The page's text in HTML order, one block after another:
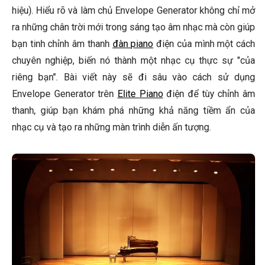
hiệu). Hiểu rõ và làm chủ Envelope Generator không chỉ mở
ra những chân trời mới trong sáng tạo âm nhạc mà còn giúp
bạn tinh chỉnh âm thanh đàn piano điện của mình một cách
chuyên nghiệp, biến nó thành một nhạc cụ thực sự "của
riêng bạn". Bài viết này sẽ đi sâu vào cách sử dụng
Envelope Generator trên Elite Pianođiện để tùy chỉnh âm
thanh, giúp bạn khám phá những khả năng tiềm ẩn của
nhạc cụ và tạo ra những màn trình diễn ấn tượng.